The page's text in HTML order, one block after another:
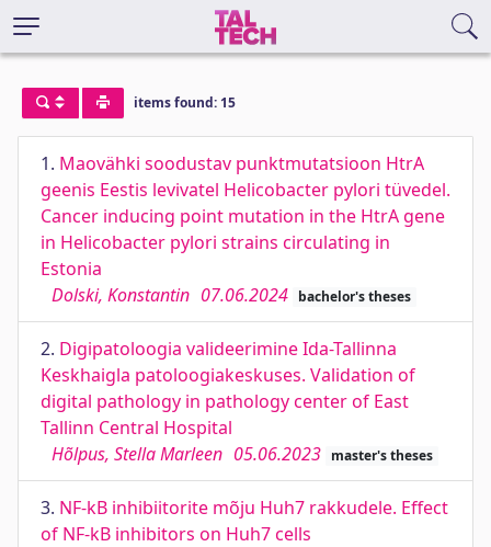
items found: 15
1. Maovähki soodustav punktmutatsioon HtrA
geenis Eestis levivatel Helicobacter pylori tüvedel.
Cancer inducing point mutation in the HtrA gene
in Helicobacter pylori strains circulating in
Estonia
Dolski, Konstantin 07.06.2024 bachelor's theses
2. Digipatoloogia valideerimine Ida-Tallinna
Keskhaigla patoloogiakeskuses. Validation of
digital pathology in pathology center of East
Tallinn Central Hospital
Hõlpus, Stella Marleen 05.06.2023 master's theses
3. NF-kB inhibiitorite mõju Huh7 rakkudele. Effect
of NF-kB inhibitors on Huh7 cells